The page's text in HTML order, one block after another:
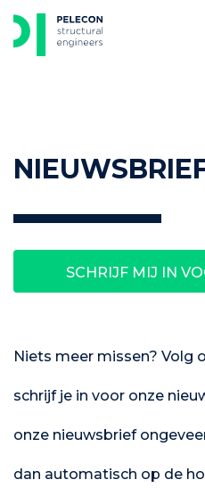
Skip
to
SCHRIJF MIJ IN
Niets meer missen? Volg
schrijf je in voor onze
onze nieuwsbrief
dan automatisch op de